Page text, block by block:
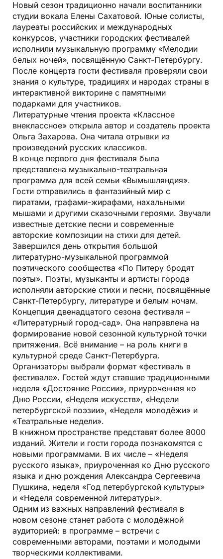
Новый сезон традиционно начали воспитанники
студии вокала Елены Сахатовой. Юные солисты,
лауреаты российских и международных
конкурсов, участники городских фестивалей
исполнили музыкальную программу «Мелодии
белых ночей», посвящённую Санкт-Петербургу.
После концерта гости фестиваля проверяли свои
знания о культуре, традициях и народах страны в
интерактивной викторине с памятными
подарками для участников.
Литературные чтения проекта «Классное
внеклассное» открыла автор и создатель проекта
Ольга Захарова. Она читала отрывки из
произведений русских классиков.
В конце первого дня фестиваля была
представлена музыкально-театральная
программа для всей семьи «Вымышляндия».
Гости отправились в фантазийный мир с
пиратами, графами-жирафами, нахальными
мышами и другими сказочными героями. Звучали
известные детские песни и современные
авторские композиции на стихи для детей.
Завершился день открытия большой
литературно-музыкальной программой
поэтического сообщества «По Питеру бродят
поэты». Поэты, музыканты и артисты города
исполняли авторские стихи и песни, посвящённые
Санкт-Петербургу, литературе и белым ночам.
Концепция двенадцатого сезона фестиваля –
«Литературный город-сад». Она направлена на
формирование новой сезонной культурной точки
притяжения. Всё внимание – на роль книги в
культурной среде Санкт-Петербурга.
Организаторы выбрали формат «фестиваль в
фестивале». Гостей ждут ставшие традиционными
неделя «До­стояние России», приуроченная ко
Дню России, «Неделя искусств», «Недели
петербургской поэзии», «Неделя молодёжи» и
«Театральные недели».
В книжном пространстве представят более 8000
изданий. Жители и гости города познакомятся с
новыми программами. В их числе – «Неделя
русского языка», приуроченная ко Дню русского
языка и дню рождения Александра Сергеевича
Пушкина, неделя «Год петербургской культуры»
и «Неделя современной литературы».
Одним из важных направлений фестиваля в
новом сезоне станет работа с молодёжной
аудиторией: в программе – встречи с
современными авторами, поэтами и молодыми
творческими коллективами.